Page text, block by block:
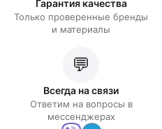
Гарантия качества
Только проверенные бренды
и материалы
💬
Всегда на связи
Ответим на вопросы в
мессенджерах